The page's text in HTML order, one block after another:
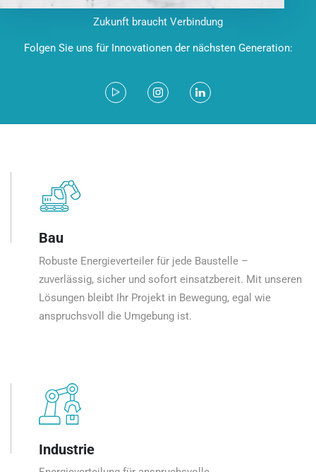
Zukunft braucht Verbindung
Folgen Sie uns für Innovationen der nächsten Generation:
Bau
Robuste Energieverteiler für jede Baustelle –
zuverlässig, sicher und sofort einsatzbereit. Mit unseren
Lösungen bleibt Ihr Projekt in Bewegung, egal wie
anspruchsvoll die Umgebung ist.
Industrie